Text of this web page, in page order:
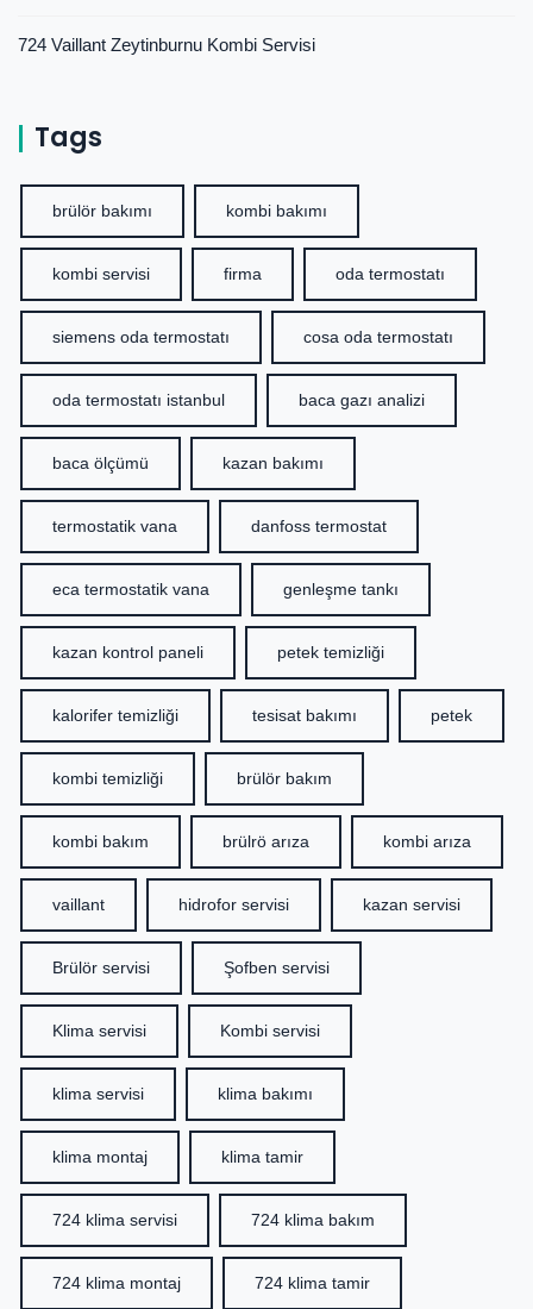
724 Vaillant Zeytinburnu Kombi Servisi
Tags
brülör bakımı kombi bakımı
kombi servisi firma oda termostatı
siemens oda termostatı cosa oda termostatı
oda termostatı istanbul baca gazı analizi
baca ölçümü kazan bakımı
termostatik vana danfoss termostat
eca termostatik vana genleşme tankı
kazan kontrol paneli petek temizliği
kalorifer temizliği tesisat bakımı petek
kombi temizliği brülör bakım
kombi bakım brülrö arıza kombi arıza
vaillant hidrofor servisi kazan servisi
Brülör servisi Şofben servisi
Klima servisi Kombi servisi
klima servisi klima bakımı
klima montaj klima tamir
724 klima servisi 724 klima bakım
724 klima montaj 724 klima tamir